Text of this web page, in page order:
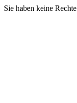
Sie haben keine